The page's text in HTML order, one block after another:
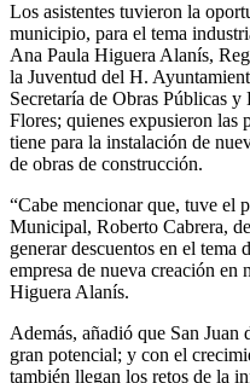
Los asistentes tuvieron la
municipio, para el tema
Ana Paula Higuera Alanís,
la Juventud del H.
Secretaría de Obras Públicas
Flores; quienes expusieron las
tiene para la instalación de
de obras de construcción.
“Cabe mencionar que, tuve el
Municipal, Roberto Cabrera,
generar descuentos en el
empresa de nueva creación en
Higuera Alanís.
Además, añadió que San
gran potencial; y con el
también llegan los retos de la